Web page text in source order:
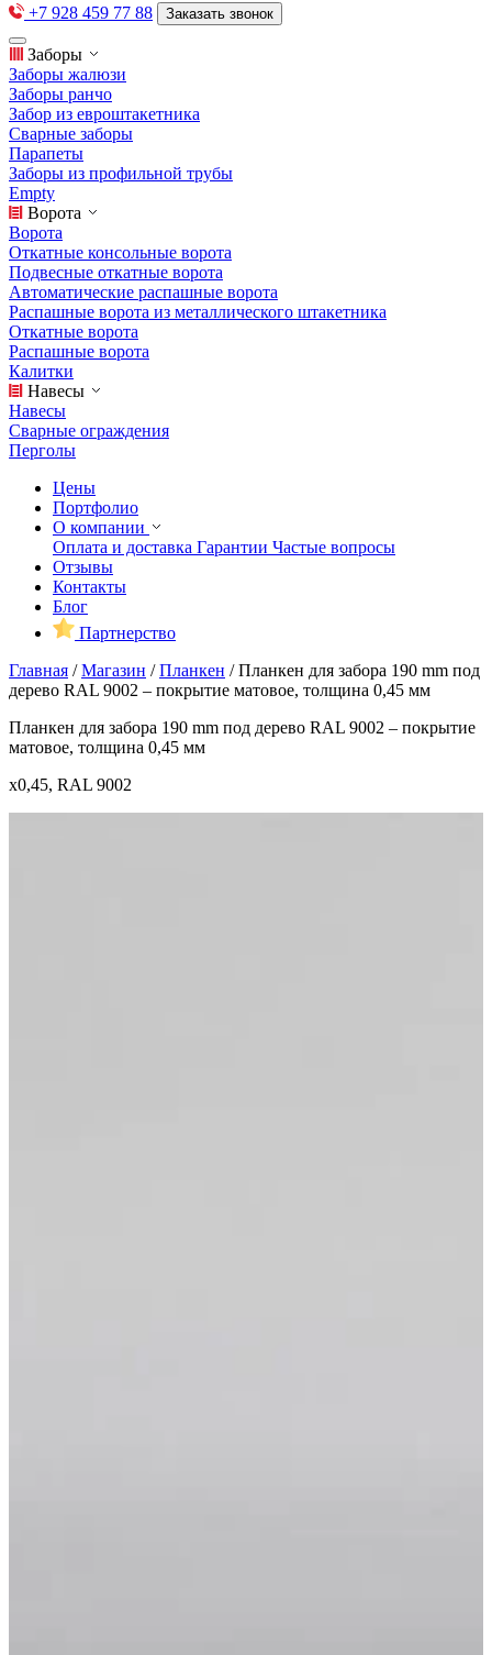
+7 928 459 77 88 Заказать звонок
Заборы
Заборы жалюзи
Заборы ранчо
Забор из евроштакетника
Сварные заборы
Парапеты
Заборы из профильной трубы
Empty
Ворота
Ворота
Откатные консольные ворота
Подвесные откатные ворота
Автоматические распашные ворота
Распашные ворота из металлического штакетника
Откатные ворота
Распашные ворота
Калитки
Навесы
Навесы
Сварные ограждения
Перголы
Цены
Портфолио
О компании
Оплата и доставка Гарантии Частые вопросы
Отзывы
Контакты
Блог
Партнерство
Главная /Магазин /Планкен /Планкен для забора 190 mm под
дерево RAL 9002 – покрытие матовое, толщина 0,45 мм
Планкен для забора 190 mm под дерево RAL 9002 – покрытие
матовое, толщина 0,45 мм
x0,45, RAL 9002